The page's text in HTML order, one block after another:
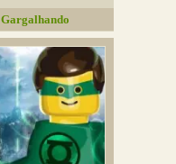
Gargalhando